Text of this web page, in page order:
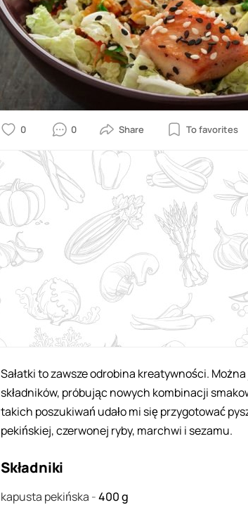
0 0
Sałatki to zawsze odrobina kreatywności.
składników, próbując nowych kombinacji
takich poszukiwań udało mi się przygotować
pekińskiej, czerwonej ryby, marchwi i sezamu.
Składniki
kapusta pekińska -400g